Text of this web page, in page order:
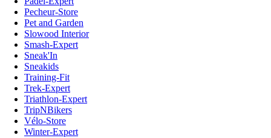
Pecheur-Store
Pet and Garden
Slowood Interior
Smash-Expert
Sneak'In
Sneakids
Training-Fit
Trek-Expert
Triathlon-Expert
TripNBikers
Vélo-Store
Winter-Expert